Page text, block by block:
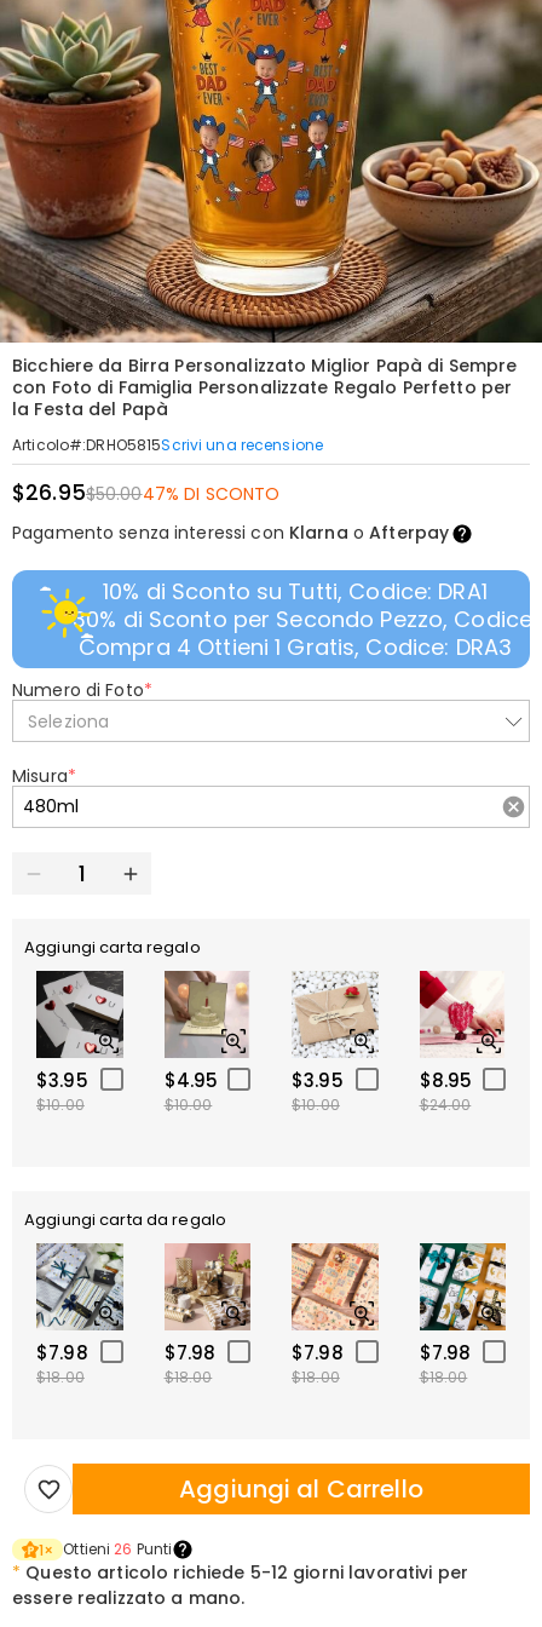
Bicchiere da Birra Personalizzato Miglior Papà di Sempre
con Foto di Famiglia Personalizzate Regalo Perfetto per
la Festa del Papà
Articolo#:DRHO5815Scrivi una recensione
$26.95$50.0047% DI SCONTO
Pagamento senza interessi con Klarna oAfterpay
10% di Sconto su Tutti, Codice: DRA1
30% di Sconto per Secondo Pezzo, Codice:
Compra 4 Ottieni 1 Gratis, Codice: DRA3
Numero di Foto*
Seleziona
Misura*
Aggiungi carta regalo
$3.95
$10.00
$4.95
$10.00
$3.95
$10.00
$8.95
$24.00
Aggiungi carta da regalo
$7.98
$18.00
$7.98
$18.00
$7.98
$18.00
$7.98
$18.00
Aggiungi al Carrello
1× Ottieni 26 Punti
* Questo articolo richiede 5-12 giorni lavorativi per
essere realizzato a mano.